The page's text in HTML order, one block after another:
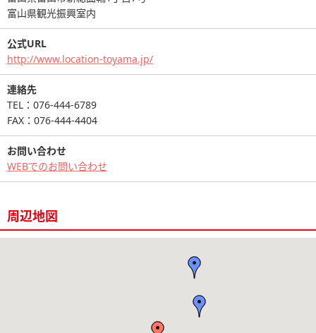
富山県観光振興室内
公式URL
http://www.location-toyama.jp/
連絡先
TEL：076-444-6789
FAX：076-444-4404
お問い合わせ
WEBでのお問い合わせ
周辺地図